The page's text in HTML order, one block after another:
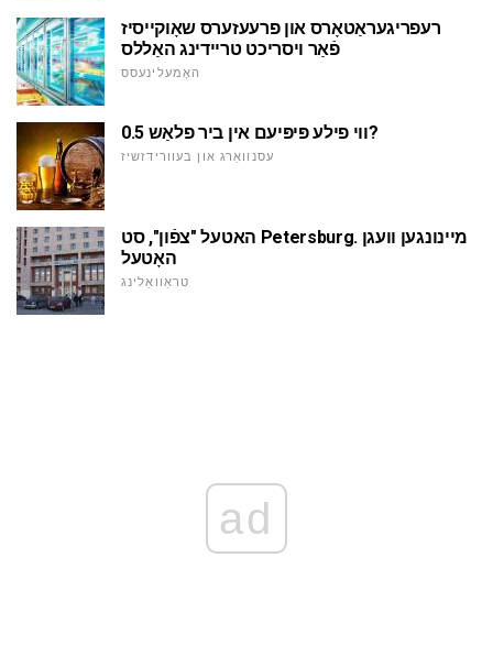
רעפריגעראַטאָרס און פרעעזערס שאָוקייסיז
פֿאַר ויסריכט טריידינג האַללס
האָמעלינעסס
ווי פילע פּיפּיעם אין ביר פלאַש 0.5?
עסנוואַרג און בעוורידזשיז
האטעל "צפֿון", סט Petersburg. מיינונגען וועגן
האָטעל
טראַוואַלינג
ad